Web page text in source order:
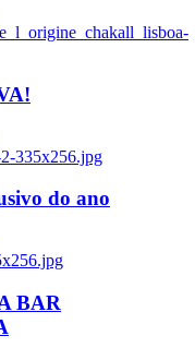
335x256.jpg
do ano
BAR